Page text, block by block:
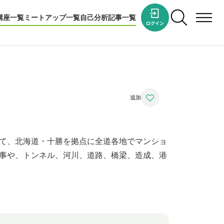
座一覧ミートアップ一覧自己分析記事一覧
、北海道・十勝を拠点に全道各地でマンショ
や、トンネル、河川、道路、橋梁、造成、港